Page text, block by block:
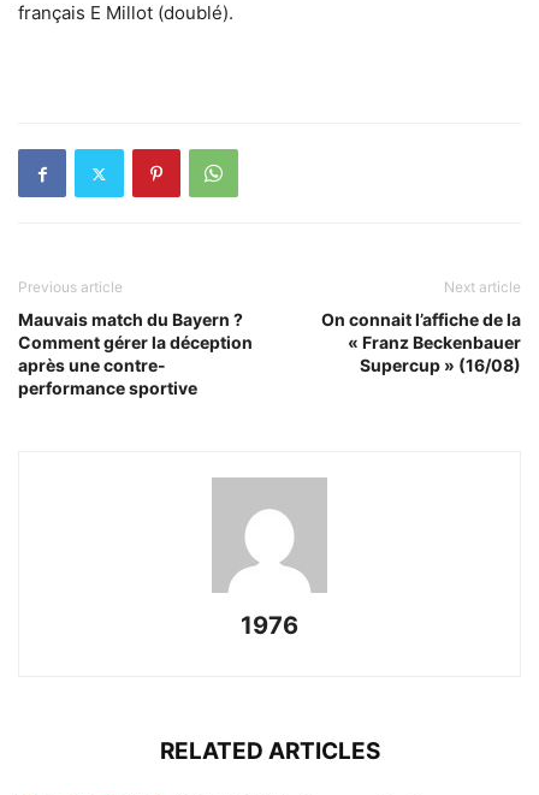
français E Millot (doublé).
Previous article
Mauvais match du Bayern ?
Comment gérer la déception
après une contre-
performance sportive
Next article
On connait l’affiche de la
« Franz Beckenbauer
Supercup » (16/08)
1976
RELATED ARTICLES